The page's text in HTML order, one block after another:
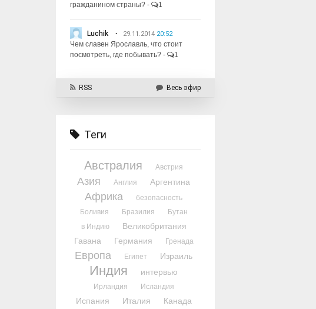
гражданином страны? - 1
Luchik 29.11.2014 20:52
Чем славен Ярославль, что стоит
посмотреть, где побывать? - 1
RSS Весь эфир
Теги
Австралия Австрия
Азия Англия Аргентина
Африка
безопасность
Боливия
Бразилия
Бутан
в Индию
Великобритания
Гавана
Германия Гренада
Европа Египет Израиль
Индия интервью
Ирландия Исландия
Испания Италия Канада